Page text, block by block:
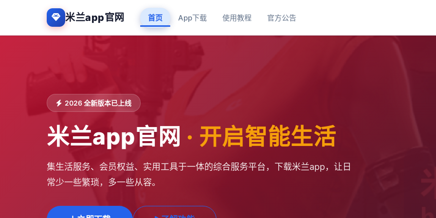
米兰app官网 首页 App下载 使用教程 官方公告
2026 全新版本已上线
米兰app官网 · 开启智能生活
集生活服务、会员权益、实用工具于一体的综合服务平台，下载米兰app，让日
常少一些繁琐，多一些从容。